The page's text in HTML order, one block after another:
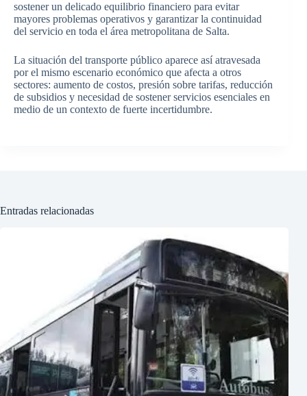
sostener un delicado equilibrio financiero para evitar
mayores problemas operativos y garantizar la continuidad
del servicio en toda el área metropolitana de Salta.
La situación del transporte público aparece así atravesada
por el mismo escenario económico que afecta a otros
sectores: aumento de costos, presión sobre tarifas, reducción
de subsidios y necesidad de sostener servicios esenciales en
medio de un contexto de fuerte incertidumbre.
Entradas relacionadas